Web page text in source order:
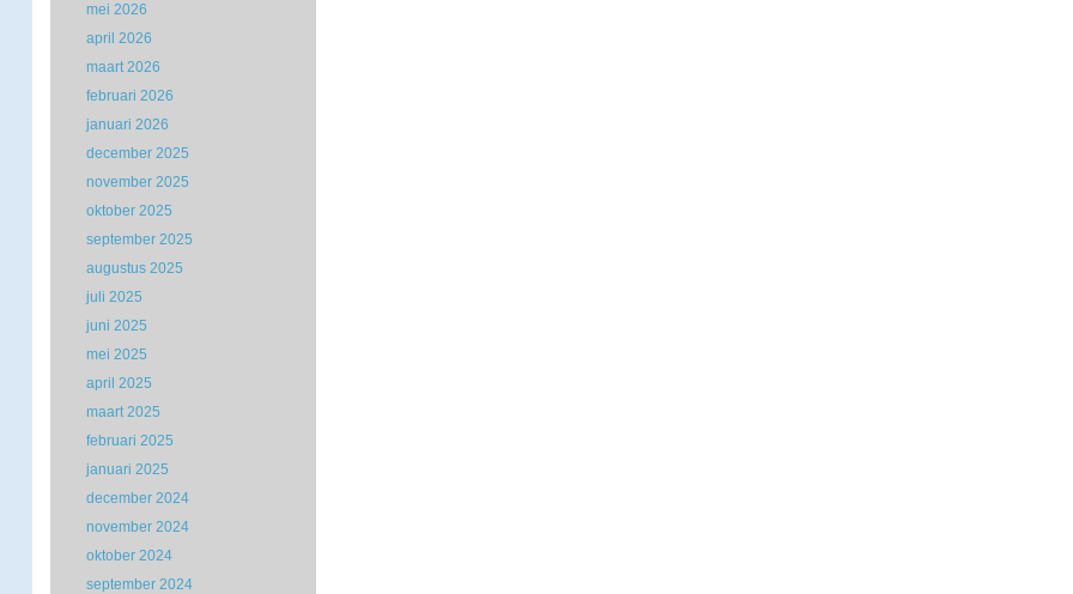
mei 2026
april 2026
maart 2026
februari 2026
januari 2026
december 2025
november 2025
oktober 2025
september 2025
augustus 2025
juli 2025
juni 2025
mei 2025
april 2025
maart 2025
februari 2025
januari 2025
december 2024
november 2024
oktober 2024
september 2024